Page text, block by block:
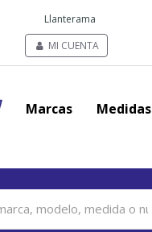
Llanterama
MI CUENTA
Marcas Medidas